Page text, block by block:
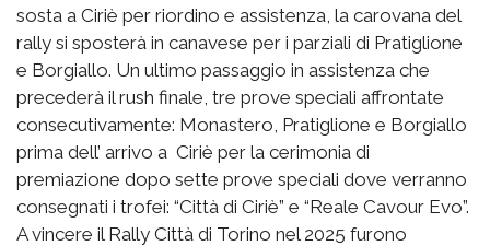
sosta a Ciriè per riordino e assistenza, la carovana del
rally si sposterà in canavese per i parziali di Pratiglione
e Borgiallo. Un ultimo passaggio in assistenza che
precederà il rush finale, tre prove speciali affrontate
consecutivamente: Monastero, Pratiglione e Borgiallo
prima dell’ arrivo a Ciriè per la cerimonia di
premiazione dopo sette prove speciali dove verranno
consegnati i trofei: “Città di Ciriè” e “Reale Cavour Evo”.
A vincere il Rally Città di Torino nel 2025 furono